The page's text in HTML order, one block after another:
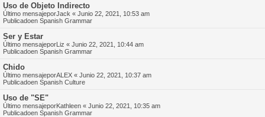
Uso de Objeto Indirecto
Último mensajeporJack « Junio 22, 2021, 10:53 am
Publicadoen Spanish Grammar
Ser y Estar
Último mensajeporLiz « Junio 22, 2021, 10:44 am
Publicadoen Spanish Grammar
Chido
Último mensajeporALEX « Junio 22, 2021, 10:37 am
Publicadoen Spanish Culture
Uso de "SE"
Último mensajeporKathleen « Junio 22, 2021, 10:35 am
Publicadoen Spanish Grammar